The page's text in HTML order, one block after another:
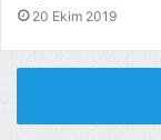
20 Ekim 2019